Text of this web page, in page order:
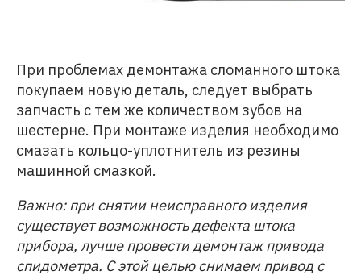
При проблемах демонтажа сломанного штока
покупаем новую деталь, следует выбрать
запчасть с тем же количеством зубов на
шестерне. При монтаже изделия необходимо
смазать кольцо-уплотнитель из резины
машинной смазкой.
Важно: при снятии неисправного изделия
существует возможность дефекта штока
прибора, лучше провести демонтаж привода
спидометра. С этой целью снимаем привод с